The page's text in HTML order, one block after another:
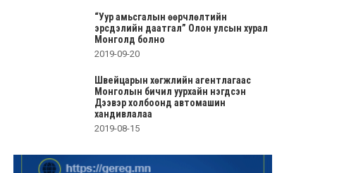
“Уур амьсгалын өөрчлөлтийн
эрсдэлийн даатгал” Олон улсын хурал
Монголд болно
2019-09-20
Швейцарын хөгжлийн агентлагаас
Монголын бичил уурхайн нэгдсэн
Дээвэр холбоонд автомашин
хандивлалаа
2019-08-15